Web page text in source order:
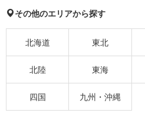
その他のエリアから探す
北海道 東北
北陸 東海
四国 九州・沖縄